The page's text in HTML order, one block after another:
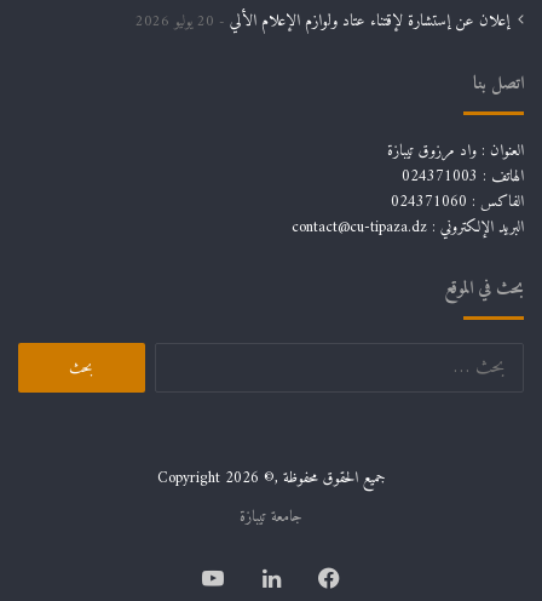
إعلان عن إستشارة لإقتناء عتاد ولوازم الإعلام الألي 20 يوليو 2026
اتصل بنا
العنوان : واد مرزوق تيبازة
الهاتف : 024371003
الفاكس : 024371060
البريد الإلكتروني : contact@cu-tipaza.dz
بحث في الموقع
البحث
جميع الحقوق محفوظة ,© Copyright 2026
جامعة تيبازة
فيسبوكلينكدإن يوتيوب